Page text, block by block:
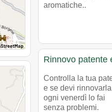
aromatiche..
Rinnovo patente
Controlla la tua
e se devi rinnovarla
ogni venerdì lo fai
senza problemi.